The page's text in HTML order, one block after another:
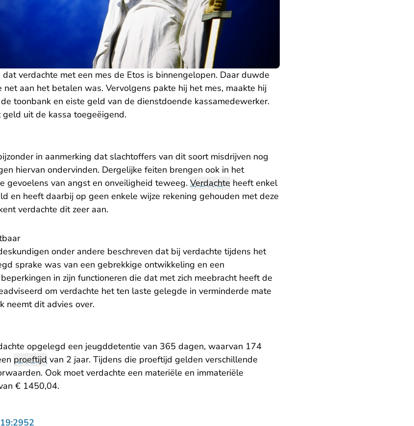
dat verdachte met een mes de Etos is binnengelopen. Daar duwde
aan het betalen was. Vervolgens pakte hij het mes, maakte hij
toonbank en eiste geld van de dienstdoende kassamedewerker.
uit de kassa toegeëigend.
in aanmerking dat slachtoffers van dit soort misdrijven nog
hiervan ondervinden. Dergelijke feiten brengen ook in het
gevoelens van angst en onveiligheid teweeg. Verdachte heeft enkel
en heeft daarbij op geen enkele wijze rekening gehouden met deze
verdachte dit zeer aan.
onder andere beschreven dat bij verdachte tijdens het
sprake was van een gebrekkige ontwikkeling en een
in zijn functioneren die dat met zich meebracht heeft de
om verdachte het ten laste gelegde in verminderde mate
neemt dit advies over.
opgelegd een jeugddetentie van 365 dagen, waarvan 174
proeftijd van 2 jaar. Tijdens die proeftijd gelden verschillende
Ook moet verdachte een materiële en immateriële
€ 1450,04.